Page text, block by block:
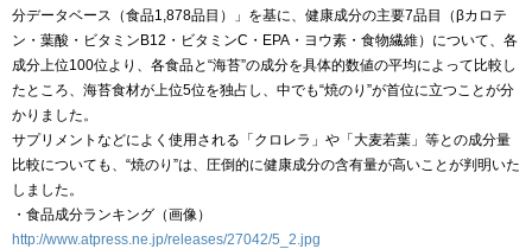
分データベース（食品1,878品目）」を基に、健康成分の主要7品目（βカロテ
ン・葉酸・ビタミンB12・ビタミンC・EPA・ヨウ素・食物繊維）について、各
成分上位100位より、各食品と“海苔”の成分を具体的数値の平均によって比較し
たところ、海苔食材が上位5位を独占し、中でも“焼のり”が首位に立つことが分
かりました。
サプリメントなどによく使用される「クロレラ」や「大麦若葉」等との成分量
比較についても、“焼のり”は、圧倒的に健康成分の含有量が高いことが判明いた
しました。
・食品成分ランキング（画像）
http://www.atpress.ne.jp/releases/27042/5_2.jpg